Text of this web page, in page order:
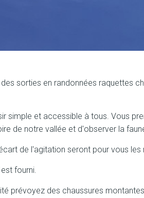
sorties en randonnées raquettes
simple et accessible à tous. Vous
de notre vallée et d'observer la
de l'agitation seront pour vous
fourni.
prévoyez des chaussures